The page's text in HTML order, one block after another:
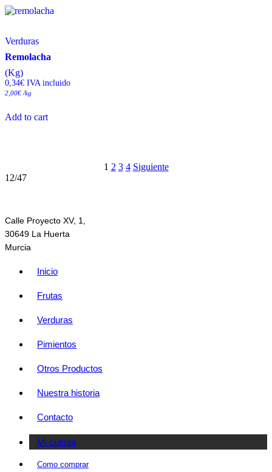
Verduras
Remolacha
(Kg)
0,34€ IVA incluido
2,00€ /kg
Add to cart
1 2 3 4 Siguiente
12/47
Calle Proyecto XV, 1,
30649 La Huerta
Murcia
Inicio
Frutas
Verduras
Pimientos
Otros Productos
Nuestra historia
Contacto
Mi cuenta
Como comprar